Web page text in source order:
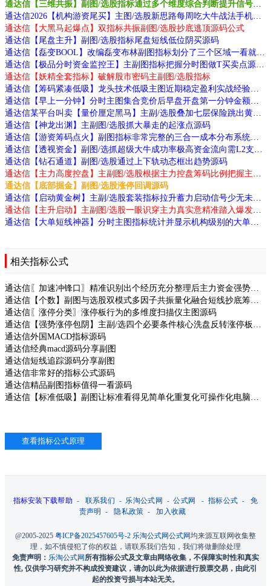
通达信【大黑马起爆点】双指标共振副图/选股抄底逃顶源码公式
通达信【尾盘主升】副图/选股指标尾盘短线低位阴买源码
通达信【妖精全套指标】破解股市密码主副图/选股指标
通达信【神龙出渊】主副图/选股抓大暴走的起涨点源码
通达信【钻石通道】副图/选股通过上下轨动态框出趋势源码
通达信【底部掘金】副图/选股涨停回调源码
相关指标公式
通达信〖涨停分类〗涨停板行为的多维度扫描仪主图源码
通达信外国MACD指标源码
通达信经典macd源码分享副图
通达信短线追踪源码分享副图
通达信非常好的指标公式源码
通达信精品副图指标值得一看源码
指标安装下载帮助 - 联系我们 - 乐淘公式网 -公式网 -指标公式 -免
责声明 -隐私政策 -加入收藏
@2005-2025 粤ICP备2025457605号-2 乐淘公式网公式网均来源互联网收集整
理，如不慎侵犯了你的权益，请联系我们告知，我们将做删除处理
免责声明： 乐淘公式网所有指标公式及文章由网络收集，不保障实时性和真实
性, 仅供学习研究并不构成投资建议，请勿以此为依据进行股票交易，由此引
起的投资亏损与本站无关。